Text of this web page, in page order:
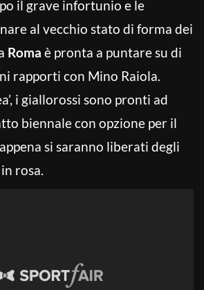
il grave infortunio e le
al vecchio stato di forma dei
Roma è pronta a puntare su di
rapporti con Mino Raiola.
i giallorossi sono pronti ad
biennale con opzione per il
si saranno liberati degli
rosa.